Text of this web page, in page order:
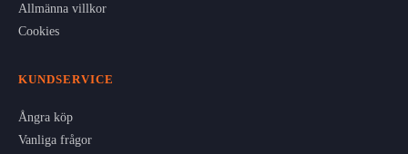
Allmänna villkor
Cookies
KUNDSERVICE
Ångra köp
Vanliga frågor